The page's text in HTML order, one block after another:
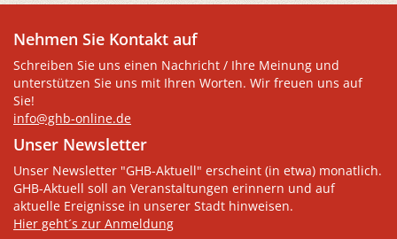
Nehmen Sie Kontakt auf
Schreiben Sie uns einen Nachricht / Ihre Meinung und
unterstützen Sie uns mit Ihren Worten. Wir freuen uns auf
Sie!
info@ghb-online.de
Unser Newsletter
Unser Newsletter "GHB-Aktuell" erscheint (in etwa) monatlich.
GHB-Aktuell soll an Veranstaltungen erinnern und auf
aktuelle Ereignisse in unserer Stadt hinweisen.
Hier geht´s zur Anmeldung